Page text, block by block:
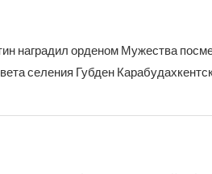
наградил орденом Мужества
селения Губден